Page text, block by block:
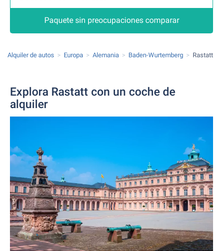
Paquete sin preocupaciones comparar
Alquiler de autos Europa Alemania Baden-Wurtemberg Rastatt
Explora Rastatt con un coche de
alquiler